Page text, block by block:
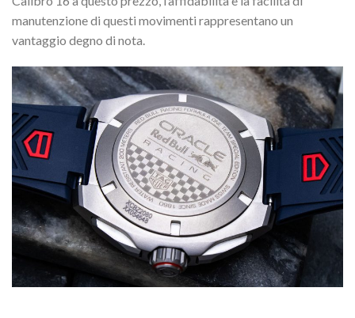
manutenzione di questi movimenti rappresentano un
vantaggio degno di nota.